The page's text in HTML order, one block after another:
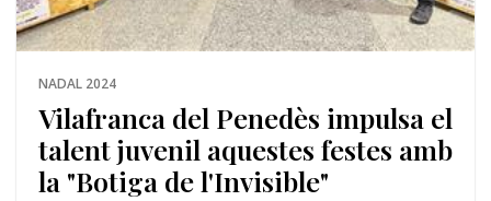
NADAL 2024
Vilafranca del Penedès impulsa el
talent juvenil aquestes festes amb
la "Botiga de l'Invisible"